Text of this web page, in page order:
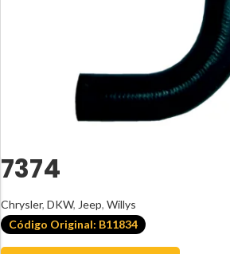
7374
Chrysler, DKW, Jeep, Willys
Código Original: B11834